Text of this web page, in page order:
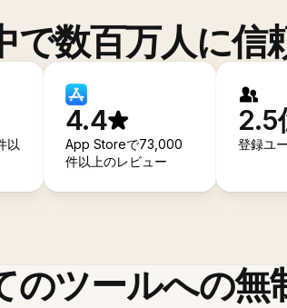
で数百万人に信
以
4.4
App Storeで73,000
件以上のレビュー
2.5
登録ユ
のツールへの無